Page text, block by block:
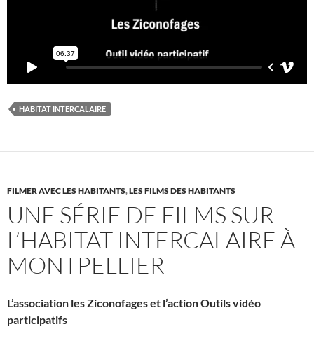
HABITAT INTERCALAIRE
FILMER AVEC LES HABITANTS,LES FILMS DES HABITANTS
UNE SÉRIE DE FILMS SUR
L’HABITAT INTERCALAIRE À
MONTPELLIER
L’association les Ziconofages et l’action Outils vidéo
participatifs